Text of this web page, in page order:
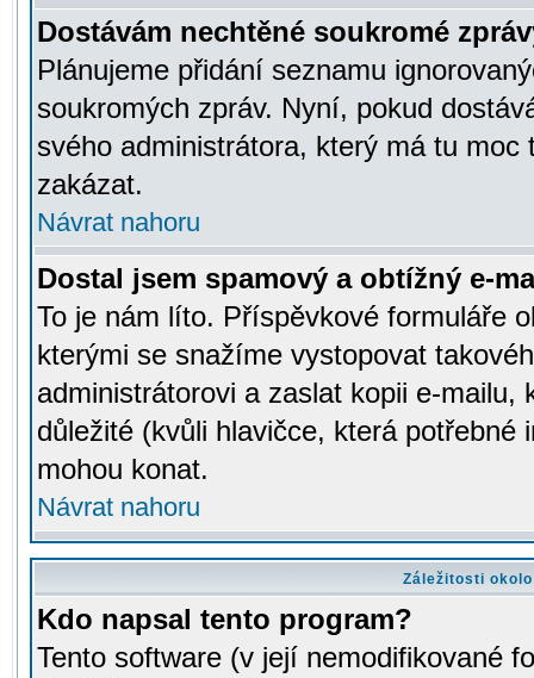
Dostávám nechtěné soukromé
Plánujeme přidání seznamu
soukromých zpráv. Nyní, pokud
svého administrátora, který má tu
zakázat.
Návrat nahoru
Dostal jsem spamový a obtížný e-
To je nám líto. Příspěvkové formuláře
kterými se snažíme vystopovat
administrátorovi a zaslat kopii e-mailu,
důležité (kvůli hlavičce, která potřebné
mohou konat.
Návrat nahoru
Záležitosti
Kdo napsal tento program?
Tento software (v její nemodifikované